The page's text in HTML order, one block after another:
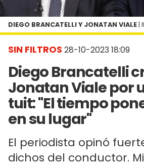
SIN FILTROS 28-10-2023 18:09
Diego Brancatelli
Jonatan Viale por
tuit: "El tiempo
en su lugar"
El periodista opinó
dichos del conductor.
DIEGO BRANCATELLI Y JONATAN VIALE |